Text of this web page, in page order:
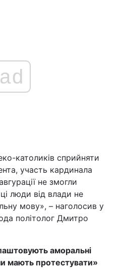
ad
католиків сприйняти
участь кардинала
не змогли
люди від влади не
мову», – наголосив у
політолог Дмитро
аморальні
мають протестувати»